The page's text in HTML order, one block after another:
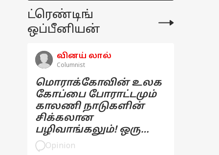
ட்ரெண்டிங்
ஒப்பீனியன்
வினய் லால்
Columnist
மொராக்கோவின் உலக
கோப்பை போராட்டமும்
காலணி நாடுகளின்
சிக்கலான
பழிவாங்கலும்! ஒரு
பார்வை
Opinion